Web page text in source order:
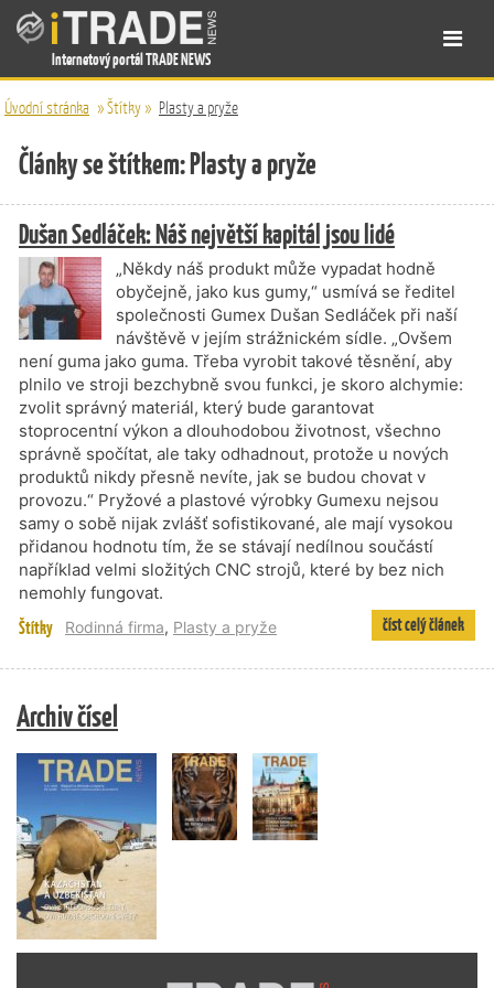
Internetový portál TRADE NEWS
Úvodní stránka »Štítky» Plasty a pryže
Články se štítkem: Plasty a pryže
Dušan Sedláček: Náš největší kapitál jsou lidé
„Někdy náš produkt může vypadat hodně
obyčejně, jako kus gumy,“ usmívá se ředitel
společnosti Gumex Dušan Sedláček při naší
návštěvě v jejím strážnickém sídle. „Ovšem
není guma jako guma. Třeba vyrobit takové těsnění, aby
plnilo ve stroji bezchybně svou funkci, je skoro alchymie:
zvolit správný materiál, který bude garantovat
stoprocentní výkon a dlouhodobou životnost, všechno
správně spočítat, ale taky odhadnout, protože u nových
produktů nikdy přesně nevíte, jak se budou chovat v
provozu.“ Pryžové a plastové výrobky Gumexu nejsou
samy o sobě nijak zvlášť sofistikované, ale mají vysokou
přidanou hodnotu tím, že se stávají nedílnou součástí
například velmi složitých CNC strojů, které by bez nich
nemohly fungovat.
Štítky Rodinná firma, Plasty a pryže číst celý článek
Archiv čísel